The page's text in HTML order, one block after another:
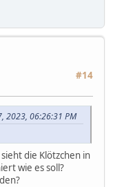
#14
2023, 06:26:31 PM
die Klötzchen in
wie es soll?